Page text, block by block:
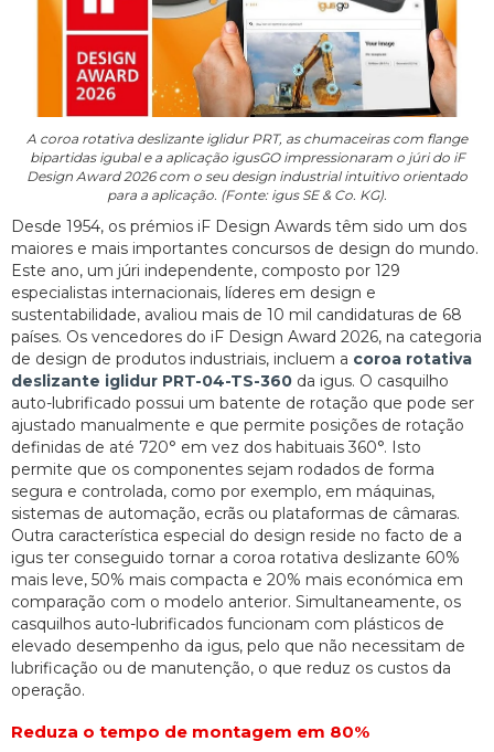
A coroa rotativa deslizante iglidur PRT, as chumaceiras com flange
bipartidas igubal e a aplicação igusGO impressionaram o júri do iF
Design Award 2026 com o seu design industrial intuitivo orientado
para a aplicação. (Fonte: igus SE & Co. KG).
Desde 1954, os prémios iF Design Awards têm sido um dos
maiores e mais importantes concursos de design do mundo.
Este ano, um júri independente, composto por 129
especialistas internacionais, líderes em design e
sustentabilidade, avaliou mais de 10 mil candidaturas de 68
países. Os vencedores do iF Design Award 2026, na categoria
de design de produtos industriais, incluem a coroa rotativa
deslizante iglidur PRT-04-TS-360 da igus. O casquilho
auto-lubrificado possui um batente de rotação que pode ser
ajustado manualmente e que permite posições de rotação
definidas de até 720° em vez dos habituais 360°. Isto
permite que os componentes sejam rodados de forma
segura e controlada, como por exemplo, em máquinas,
sistemas de automação, ecrãs ou plataformas de câmaras.
Outra característica especial do design reside no facto de a
igus ter conseguido tornar a coroa rotativa deslizante 60%
mais leve, 50% mais compacta e 20% mais económica em
comparação com o modelo anterior. Simultaneamente, os
casquilhos auto-lubrificados funcionam com plásticos de
elevado desempenho da igus, pelo que não necessitam de
lubrificação ou de manutenção, o que reduz os custos da
operação.
Reduza o tempo de montagem em 80%